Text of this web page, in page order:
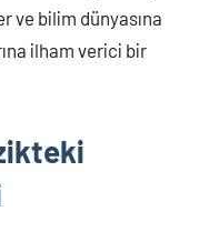
ve bilim dünyasına
ilham verici bir